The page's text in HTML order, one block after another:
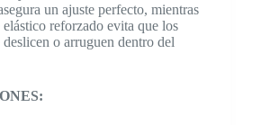
un ajuste perfecto, mientras
reforzado evita que los
deslicen o arruguen dentro del